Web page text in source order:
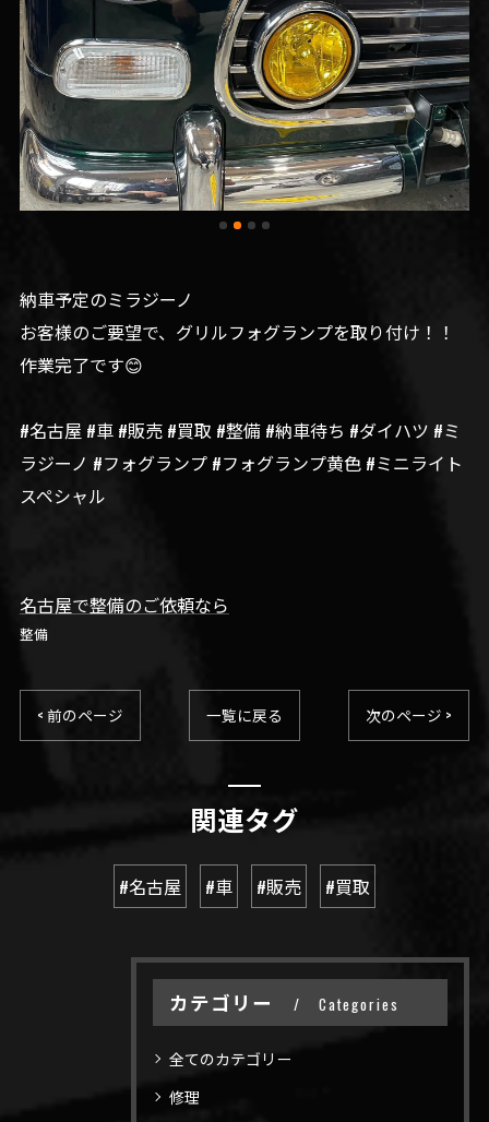
納車予定のミラジーノ
お客様のご要望で、グリルフォグランプを取り付け！！
作業完了です😊
#名古屋 #車 #販売 #買取 #整備 #納車待ち #ダイハツ #ミ
ラジーノ #フォグランプ #フォグランプ黄色 #ミニライト
スペシャル
名古屋で整備のご依頼なら
整備
< 前のページ 一覧に戻る 次のページ >
関連タグ
#名古屋 #車 #販売 #買取
カテゴリー Categories
全てのカテゴリー
修理